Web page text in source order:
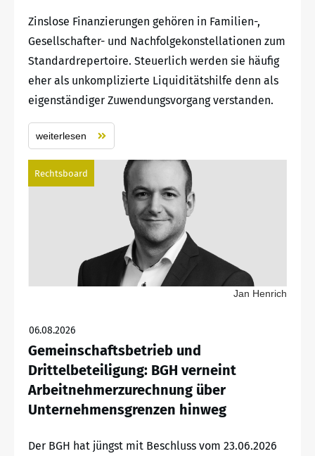
Zinslose Finanzierungen gehören in Familien-,
Gesellschafter- und Nachfolgekonstellationen zum
Standardrepertoire. Steuerlich werden sie häufig
eher als unkomplizierte Liquiditätshilfe denn als
eigenständiger Zuwendungsvorgang verstanden.
weiterlesen
Rechtsboard
Jan Henrich
06.08.2026
Gemeinschaftsbetrieb und
Drittelbeteiligung: BGH verneint
Arbeitnehmerzurechnung über
Unternehmensgrenzen hinweg
Der BGH hat jüngst mit Beschluss vom 23.06.2026